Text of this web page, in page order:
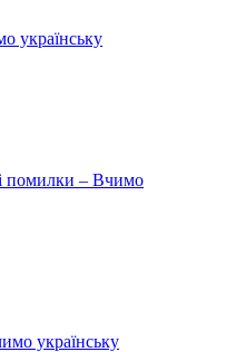
українську
помилки – Вчимо
українську